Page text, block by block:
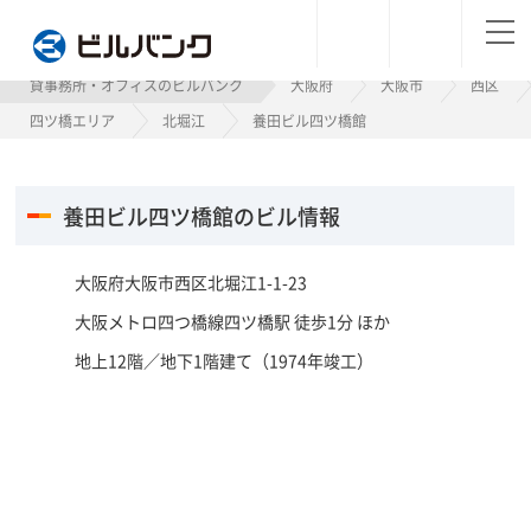
ビルバンク
貸事務所・オフィスのビルバンク 大阪府 大阪市
西区
四ツ橋エリア
北堀江 養田ビル四ツ橋館
養田ビル四ツ橋館のビル情報
大阪府大阪市西区北堀江1-1-23
大阪メトロ四つ橋線四ツ橋駅 徒歩1分 ほか
地上12階／地下1階建て（1974年竣工）